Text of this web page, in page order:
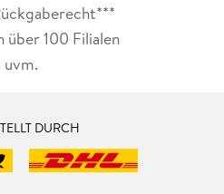
über 100 Filialen
uvm.
DURCH